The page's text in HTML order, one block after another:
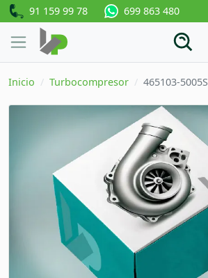
91 159 99 78 699 863 480
Inicio Turbocompresor 465103-5005S